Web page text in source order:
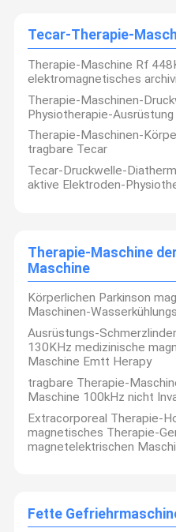
Tecar-Therapie-
Therapie-Maschine Rf
elektromagnetisches
Therapie-Maschinen-
Physiotherapie-
Therapie-Maschinen-
tragbare Tecar
Tecar-Druckwelle-
aktive Elektroden-
Therapie-Maschine
Maschine
Körperlichen Parkinson
Maschinen-
Ausrüstungs-
130KHz medizinische
Maschine Emtt Herapy
tragbare Therapie-
Maschine 100kHz nicht
Extracorporeal Therapie-
magnetisches Therapie-
magnetelektrischen
Fette